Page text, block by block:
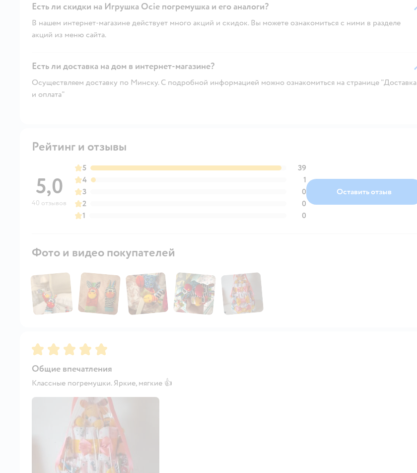
Есть ли скидки на Игрушка Ocie погремушка и его аналоги?
В нашем интернет-магазине действует много акций и скидок. Вы можете ознакомиться с ними в разделе
акций из меню сайта.
Есть ли доставка на дом в интернет-магазине?
Осуществляем доставку по Минску. С подробной информацией можно ознакомиться на странице "Доставка
и оплата"
Рейтинг и отзывы
5,0
40 отзывов
5
39
4
1
3
0
2
0
1
0
Оставить отзыв
Фото и видео покупателей
Рейтинг:5
Общие впечатления
Классные погремушки. Яркие, мягкие 👍